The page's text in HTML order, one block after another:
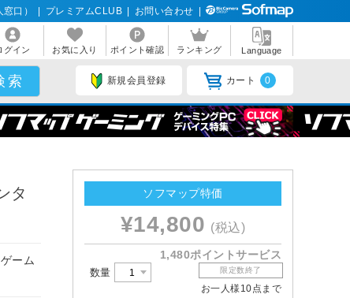
口） プレミアムCLUB お問い合わせ
グイン お気に入り ポイント確認 ランキング Language
新規会員登録 カート 0
タ
ーム
ソフマップ特価
¥14,800 (税込)
1,480ポイントサービス
数量 限定数終了
お一人様10点まで